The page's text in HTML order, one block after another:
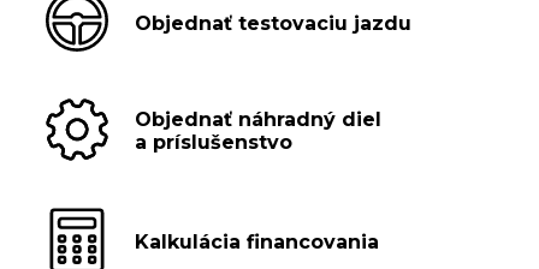
Objednať testovaciu jazdu
Objednať náhradný diel
a príslušenstvo
Kalkulácia financovania